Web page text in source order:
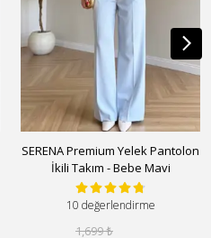
SERENA Premium Yelek Pantolon
İkili Takım - Bebe Mavi
10 değerlendirme
1,699 ₺